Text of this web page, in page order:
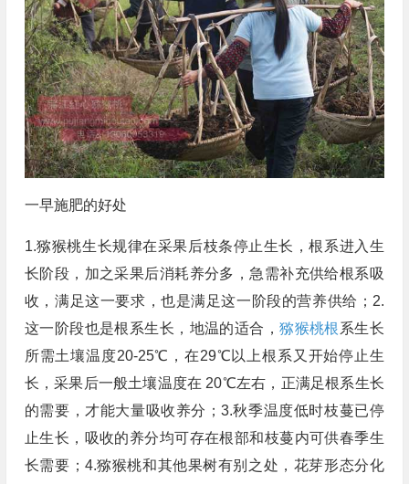
一早施肥的好处
1.猕猴桃生长规律在采果后枝条停止生长，根系进入生
长阶段，加之采果后消耗养分多，急需补充供给根系吸
收，满足这一要求，也是满足这一阶段的营养供给；2.
这一阶段也是根系生长，地温的适合，猕猴桃根系生长
所需土壤温度20-25℃，在29℃以上根系又开始停止生
长，采果后一般土壤温度在 20℃左右，正满足根系生长
的需要，才能大量吸收养分；3.秋季温度低时枝蔓已停
止生长，吸收的养分均可存在根部和枝蔓内可供春季生
长需要；4.猕猴桃和其他果树有别之处，花芽形态分化